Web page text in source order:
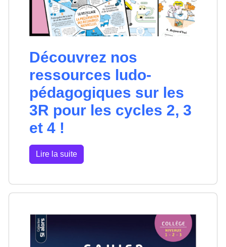
Découvrez nos
ressources ludo-
pédagogiques sur les
3R pour les cycles 2, 3
et 4 !
Lire la suite